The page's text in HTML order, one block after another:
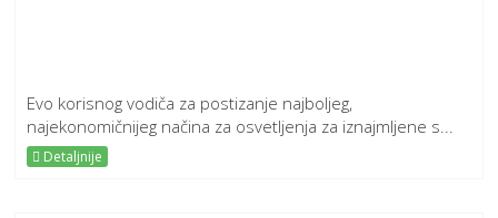
Evo korisnog vodiča za postizanje najboljeg,
najekonomičnijeg načina za osvetljenja za iznajmljene s...
Detaljnije